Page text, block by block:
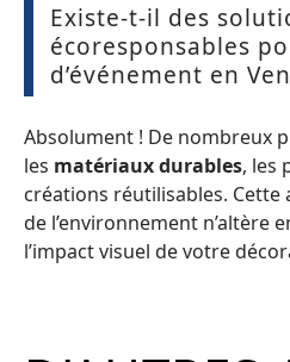
Existe-t-il des
écoresponsables
d’événement en
Absolument ! De nombreux
les matériaux durables, les
créations réutilisables.
de l’environnement n’altère
l’impact visuel de votre